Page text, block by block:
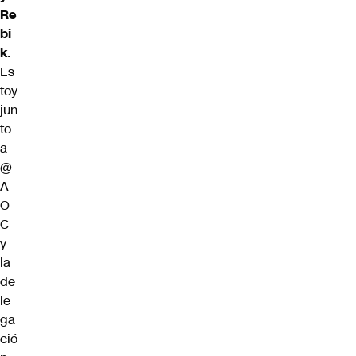
Re
bi
k.
Es
toy
jun
to
a
@
A
O
C
y
la
de
le
ga
ció